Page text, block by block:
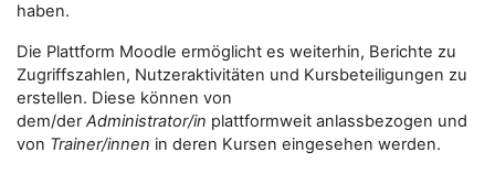
haben.
Die Plattform Moodle ermöglicht es weiterhin, Berichte zu
Zugriffszahlen, Nutzeraktivitäten und Kursbeteiligungen zu
erstellen. Diese können von
dem/derAdministrator/in plattformweit anlassbezogen und
von Trainer/innen in deren Kursen eingesehen werden.